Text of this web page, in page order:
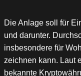
Die Anlage soll für
und darunter.
insbesondere für
zeichnen kann. Laut
bekannte